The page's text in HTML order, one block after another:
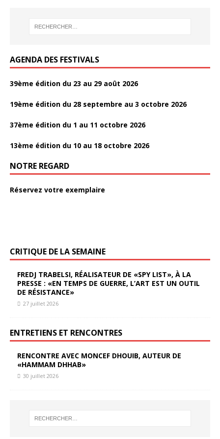
o
AGENDA DES FESTIVALS
39ème édition du 23 au 29 août 2026
19ème édition du 28 septembre au 3 octobre 2026
37ème édition du 1 au 11 octobre 2026
13ème édition du 10 au 18 octobre 2026
NOTRE REGARD
Réservez votre exemplaire
CRITIQUE DE LA SEMAINE
FREDJ TRABELSI, RÉALISATEUR DE «SPY LIST», À LA
PRESSE : «EN TEMPS DE GUERRE, L’ART EST UN OUTIL
DE RÉSISTANCE»
27 juillet 2026
ENTRETIENS ET RENCONTRES
RENCONTRE AVEC MONCEF DHOUIB, AUTEUR DE
«HAMMAM DHHAB»
30 juillet 2026